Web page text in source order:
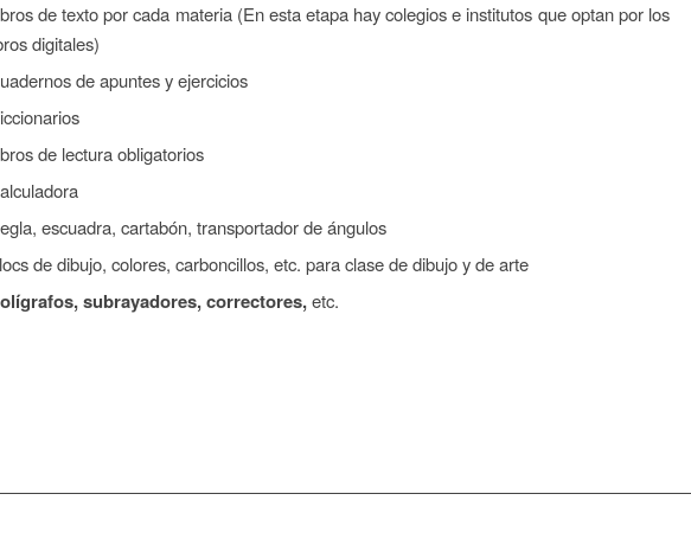
de texto por cada materia (En esta etapa hay colegios e institutos que optan por los
digitales)
de apuntes y ejercicios
de lectura obligatorios
escuadra, cartabón, transportador de ángulos
de dibujo, colores, carboncillos, etc. para clase de dibujo y de arte
subrayadores, correctores,etc.